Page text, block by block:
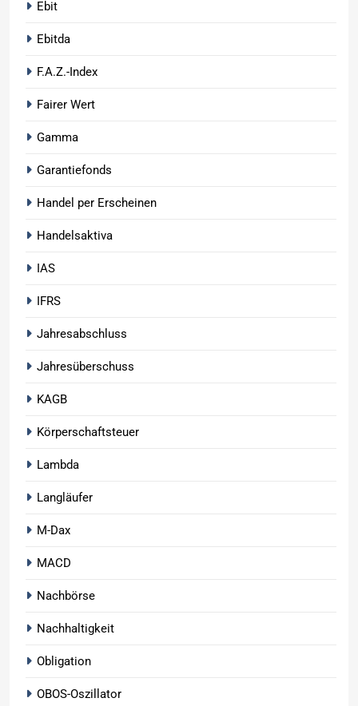
Ebit
Ebitda
F.A.Z.-Index
Fairer Wert
Gamma
Garantiefonds
Handel per Erscheinen
Handelsaktiva
IAS
IFRS
Jahresabschluss
Jahresüberschuss
KAGB
Körperschaftsteuer
Lambda
Langläufer
M-Dax
MACD
Nachbörse
Nachhaltigkeit
Obligation
OBOS-Oszillator